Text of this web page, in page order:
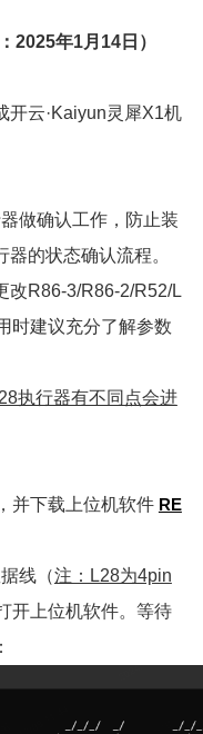
2025年1月14日）
开云·Kaiyun灵犀X1机
做确认工作，防止装
的状态确认流程。
改R86-3/R86-2/R52/L
时建议充分了解参数
执行器有不同点会进
并下载上位机软件 RE
线（注：L28为4pin
开上位机软件。等待